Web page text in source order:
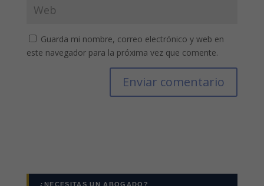
Guarda mi nombre, correo electrónico y web en
este navegador para la próxima vez que comente.
¿NECESITAS UN ABOGADO?